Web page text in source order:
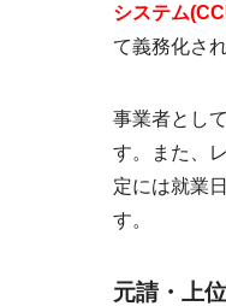
システム
て義務化さ
事業者とし
す。また、
定には就業
す。
元請・上